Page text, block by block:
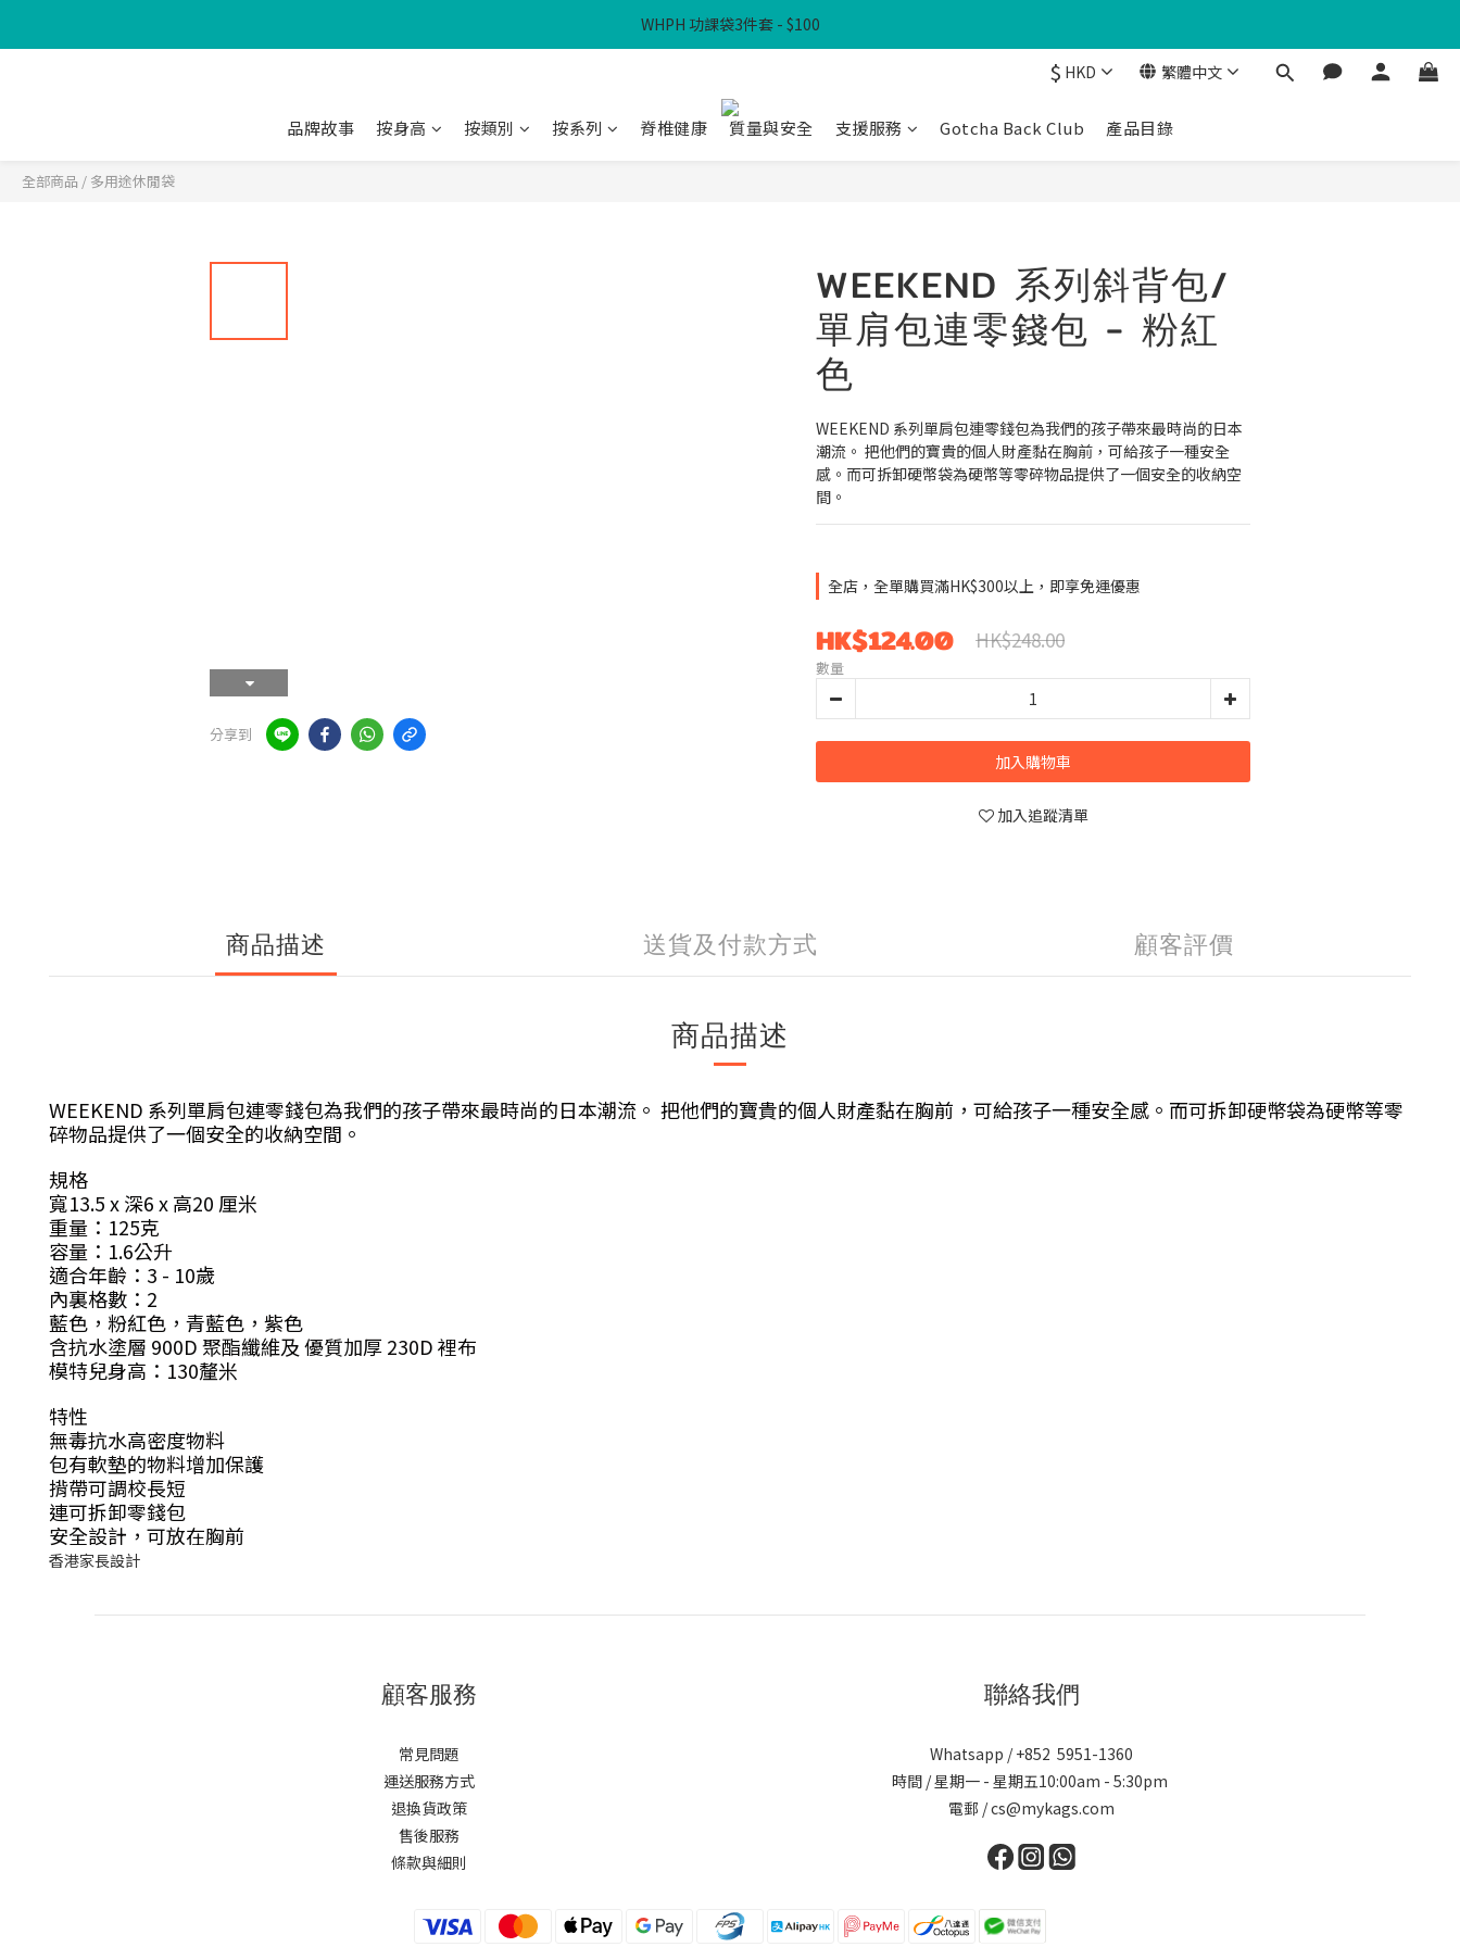
滿$300免本地運費
WHPH 功課袋3件套 - $100
$ HKD 繁體中文
品牌故事 按身高 按類別 按系列 脊椎健康 質量與安全 支援服務 Gotcha Back Club 產品目錄
全部商品 / 多用途休閒袋
分享到
WEEKEND 系列斜背包/
單肩包連零錢包 - 粉紅
色
WEEKEND 系列單肩包連零錢包為我們的孩子帶來最時尚的日本
潮流。 把他們的寶貴的個人財產黏在胸前，可給孩子一種安全
感。而可拆卸硬幣袋為硬幣等零碎物品提供了一個安全的收納空
間。
全店，全單購買滿HK$300以上，即享免運優惠
HK$124.00 HK$248.00
數量
加入購物車
加入追蹤清單
商品描述 送貨及付款方式 顧客評價
商品描述
WEEKEND 系列單肩包連零錢包為我們的孩子帶來最時尚的日本潮流。 把他們的寶貴的個人財產黏在胸前，可給孩子一種安全感。而可拆卸硬幣袋為硬幣等零
碎物品提供了一個安全的收納空間。
規格
寬13.5 x深6 x高20厘米
重量： 125克
容量： 1.6公升
適合年齡： 3 - 10歲
內裏格數： 2
藍色，粉紅色，青藍色，紫色
含抗水塗層 900D聚酯纖維及優質加厚230D裡布
模特兒身高： 130釐米
特性
無毒抗水高密度物料
包有軟墊的物料增加保護
揹帶可調校長短
連可拆卸零錢包
安全設計，可放在胸前
香港家長設計
顧客服務
常見問題
運送服務方式
退換貨政策
售後服務
條款與細則
聯絡我們
Whatsapp / +852 5951-1360
時間 / 星期一 - 星期五10:00am - 5:30pm
電郵 / cs@mykags.com